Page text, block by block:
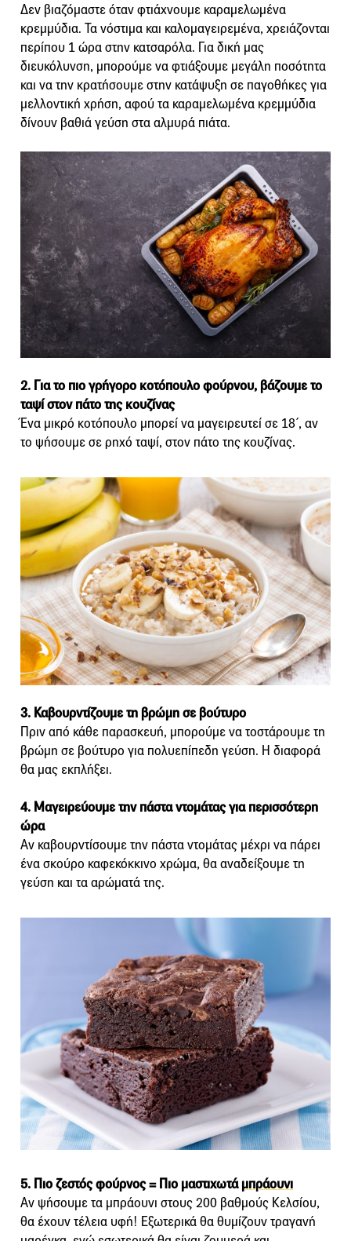
Δεν βιαζόμαστε όταν φτιάχνουμε καραμελωμένα
κρεμμύδια. Τα νόστιμα και καλομαγειρεμένα, χρειάζονται
περίπου 1 ώρα στην κατσαρόλα. Για δική μας
διευκόλυνση, μπορούμε να φτιάξουμε μεγάλη ποσότητα
και να την κρατήσουμε στην κατάψυξη σε παγοθήκες για
μελλοντική χρήση, αφού τα καραμελωμένα κρεμμύδια
δίνουν βαθιά γεύση στα αλμυρά πιάτα.
2. Για το πιο γρήγορο κοτόπουλο φούρνου, βάζουμε το
ταψί στον πάτο της κουζίνας
Ένα μικρό κοτόπουλο μπορεί να μαγειρευτεί σε 18΄, αν
το ψήσουμε σε ρηχό ταψί, στον πάτο της κουζίνας.
3. Καβουρντίζουμε τη βρώμη σε βούτυρο
Πριν από κάθε παρασκευή, μπορούμε να τοστάρουμε τη
βρώμη σε βούτυρο για πολυεπίπεδη γεύση. Η διαφορά
θα μας εκπλήξει.
4. Μαγειρεύουμε την πάστα ντομάτας για περισσότερη
ώρα
Αν καβουρντίσουμε την πάστα ντομάτας μέχρι να πάρει
ένα σκούρο καφεκόκκινο χρώμα, θα αναδείξουμε τη
γεύση και τα αρώματά της.
5. Πιο ζεστός φούρνος = Πιο μαστιχωτάμπράουνι
Αν ψήσουμε τα μπράουνι στους 200 βαθμούς Κελσίου,
θα έχουν τέλεια υφή! Εξωτερικά θα θυμίζουν τραγανή